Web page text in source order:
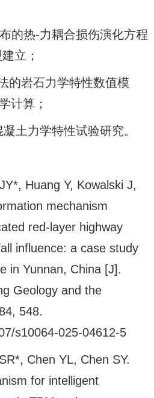
的热-力耦合损伤演化方程
立；
的岩石力学特性数值模
计算；
土力学特性试验研究。
Huang Y, Kowalski J,
mechanism
red-layer highway
influence: a case study
in Yunnan, China [J].
Geology and the
548.
s10064-025-04612-5
Chen YL, Chen SY.
for intelligent